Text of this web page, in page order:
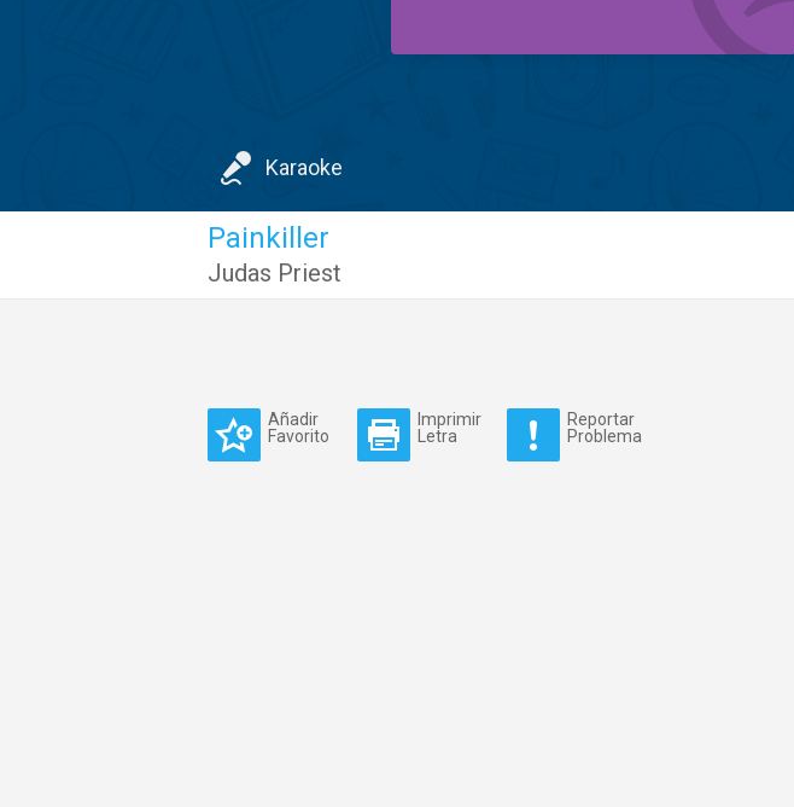
Karaoke
Painkiller
Judas Priest
Añadir
Favorito
Imprimir
Letra
Reportar
Problema